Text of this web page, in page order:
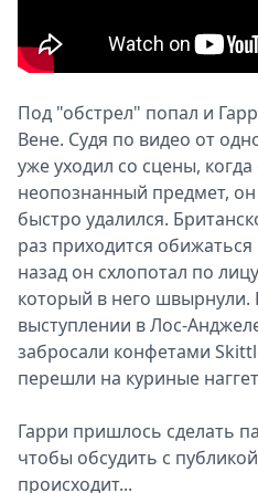
Под "обстрел" попал и
Вене. Судя по видео от
уже уходил со сцены,
неопознанный предмет,
быстро удалился.
раз приходится
назад он схлопотал по
который в него
выступлении в Лос-
забросали конфетами
перешли на куриные
Гарри пришлось сделать
чтобы обсудить с
происходит...